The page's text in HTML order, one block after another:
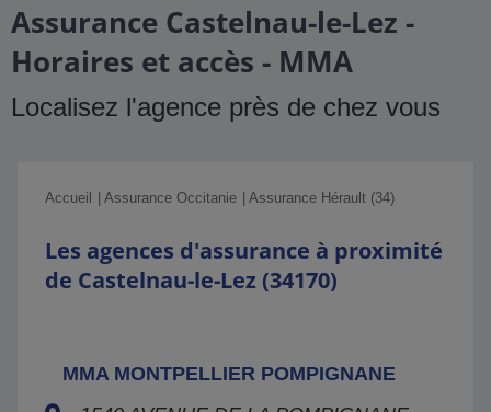
Assurance Castelnau-le-Lez -
Horaires et accès - MMA
Localisez l'agence près de chez vous
Accueil Assurance Occitanie Assurance Hérault (34)
Les agences d'assurance à proximité
de Castelnau-le-Lez (34170)
MMA MONTPELLIER POMPIGNANE